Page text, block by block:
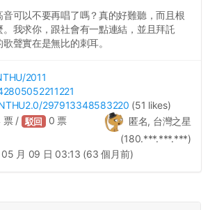
可以不要再唱了嗎？真的好難聽，而且根
我求你，跟社會有一點連結，並且拜託
聲實在是無比的刺耳。
/2011
/297913348583220 (51 likes)
匿名, 台灣之星
(180.***.***.***)
票 / 駁回 0 票
05 月 09 日 03:13 (63 個月前)